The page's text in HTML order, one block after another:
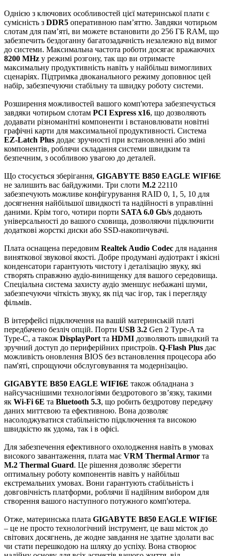
Однією з ключових особливостей цієї материнської плати є
сумісність з DDR5 оперативною пам’яттю. Завдяки чотирьом
слотам для пам’яті, ви можете встановити до 256 ГБ RAM, що
забезпечить бездоганну багатозадачність незалежно від вимог
до системи. Максимальна частота роботи досягає вражаючих
8200 MHz у режимі розгону, так що ви отримаєте
максимальну продуктивність навіть у найбільш вимогливих
сценаріях. Підтримка двоканального режиму доповнює цей
набір, забезпечуючи стабільну та швидку роботу системи.
Розширення можливостей вашого комп'ютера забезпечується
завдяки чотирьом слотам PCI Express x16, що дозволяють
додавати різноманітні компоненти і встановлювати новітні
графічні карти для максимальної продуктивності. Система
EZ-Latch Plus додає зручності при встановленні або зміні
компонентів, роблячи складання системи швидким та
безпечним, з особливою увагою до деталей.
Що стосується зберігання, GIGABYTE B850 EAGLE WIFI6E
не залишить вас байдужими. Три слоти M.2 22110
забезпечують можливе конфігурування RAID 0, 1, 5, 10 для
досягнення найбільшої швидкості та надійності в управлінні
даними. Крім того, чотири порти SATA 6.0 Gb/s додають
універсальності до вашого сховища, дозволяючи підключити
додаткові жорсткі диски або SSD-накопичувачі.
Плата оснащена передовим Realtek Audio Codec для надання
виняткової звукової якості. Добре продумані аудіотракт і якісні
конденсатори гарантують чистоту і деталізацію звуку, які
створять справжню аудіо-винищенку для вашого середовища.
Спеціальна система захисту аудіо зменшує небажані шуми,
забезпечуючи чіткість звуку, як під час ігор, так і перегляду
фільмів.
В інтерфейсі підключення на вашій материнській платі
передбачено безліч опцій. Порти USB 3.2 Gen 2 Type-A та
Type-C, а також DisplayPort та HDMI дозволяють швидкий та
зручний доступ до периферійних пристроїв. Q-Flash Plus дає
можливість оновлення BIOS без встановлення процесора або
пам'яті, спрощуючи обслуговування та модернізацію.
GIGABYTE B850 EAGLE WIFI6E також обладнана з
найсучаснішими технологіями бездротового зв’язку, такими
як Wi-Fi 6E та Bluetooth 5.3, що робить бездротову передачу
даних миттєвою та ефективною. Вона дозволяє
насолоджуватися стабільністю підключення та високою
швидкістю як удома, так і в офісі.
Для забезпечення ефективного охолодження навіть в умовах
високого завантаження, плата має VRM Thermal Armor та
M.2 Thermal Guard. Це рішення дозволяє зберегти
оптимальну роботу компонентів навіть у найбільш
екстремальних умовах. Вони гарантують стабільність і
довговічність платформи, роблячи її надійним вибором для
створення вашого наступного потужного комп'ютера.
Отже, материнська плата GIGABYTE B850 EAGLE WIFI6E
– це не просто технологічний інструмент, це ваш місток до
світових досягнень, де жодне завдання не здатне здолати вас
чи стати перешкодою на шляху до успіху. Вона створює